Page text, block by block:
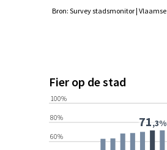
Fier op de stad
60%
80%
100%
71,3%